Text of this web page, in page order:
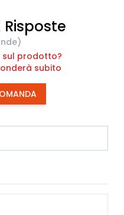
Risposte
sul prodotto?
subito